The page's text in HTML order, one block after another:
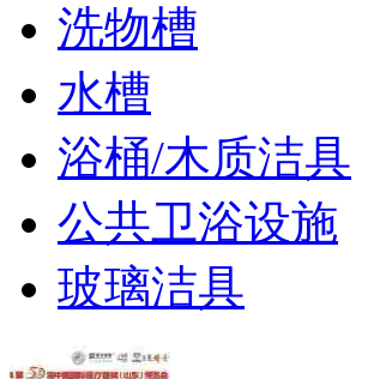
洗物槽
水槽
浴桶/木质洁具
公共卫浴设施
玻璃洁具